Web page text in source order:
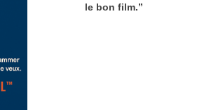
le bon film.”